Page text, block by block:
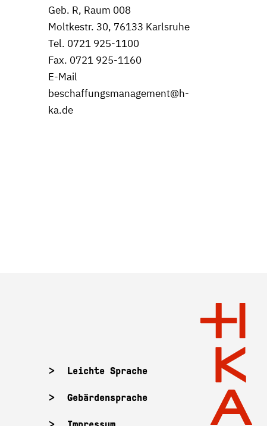
Geb. R, Raum 008
Moltkestr. 30, 76133 Karlsruhe
Tel. 0721 925-1100
Fax. 0721 925-1160
E-Mail
beschaffungsmanagement@h-
ka.de
Leichte Sprache
Gebärdensprache